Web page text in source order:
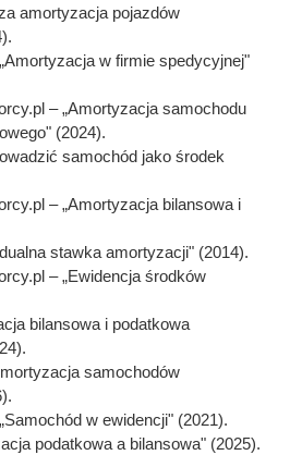
amortyzacja pojazdów
w firmie spedycyjnej"
– „Amortyzacja samochodu
(2024).
samochód jako środek
– „Amortyzacja bilansowa i
stawka amortyzacji" (2014).
– „Ewidencja środków
bilansowa i podatkowa
samochodów
w ewidencji" (2021).
podatkowa a bilansowa" (2025).